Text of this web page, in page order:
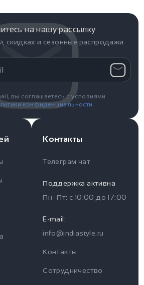
на нашу рассылку
скидках и сезонные распродажи
вы соглашаетесь с условиями
конфиденциальности
Контакты
Телеграм чат
Поддержка активна
Пн–Пт: с 10:00 до 17:00
E-mail:
info@indiastyle.ru
Контакты
Сотрудничество